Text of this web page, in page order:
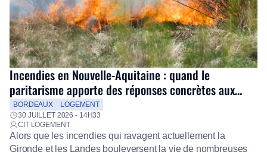
Incendies en Nouvelle-Aquitaine : quand le
paritarisme apporte des réponses concrètes aux
salariés
BORDEAUX
LOGEMENT
30 JUILLET 2026 - 14H33
CIT LOGEMENT
Alors que les incendies qui ravagent actuellement la
Gironde et les Landes bouleversent la vie de nombreuses